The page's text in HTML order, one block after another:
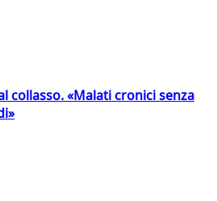
collasso. «Malati cronici senza